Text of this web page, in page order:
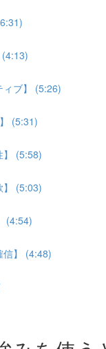
ィブ】 (5:26)
(5:31)
】 (5:58)
】 (5:03)
(4:54)
信】 (4:48)